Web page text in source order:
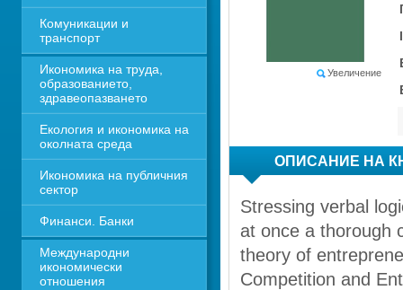
Комуникации и
транспорт
Икономика на труда,
образованието,
здравеопазването
Екология и икономика на
околната среда
Икономика на публичния
сектор
Финанси. Банки
Международни
икономически
отношения
Увеличение
ОПИСАНИЕ НА
Stressing verbal
at once a thorough
theory of
Competition and